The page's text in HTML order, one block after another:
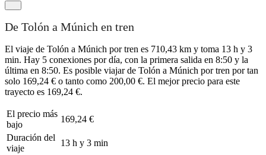
De Tolón a Múnich en tren
El viaje de Tolón a Múnich por tren es 710,43 km y toma 13 h y 3
min. Hay 5 conexiones por día, con la primera salida en 8:50 y la
última en 8:50. Es posible viajar de Tolón a Múnich por tren por tan
solo 169,24 € o tanto como 200,00 €. El mejor precio para este
trayecto es 169,24 €.
El precio más
bajo
169,24 €
Duración del
viaje
13 h y 3 min